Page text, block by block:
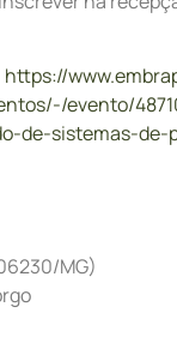
https://
evento/
de-sistemas-de-
MG)